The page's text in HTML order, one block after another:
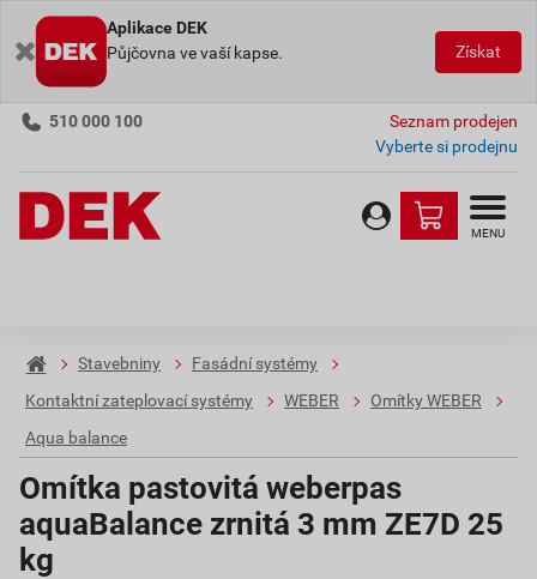
Aplikace DEK
Půjčovna ve vaší kapse.
Získat
510 000 100
Seznam prodejen
Vyberte si prodejnu
MENU
Stavebniny
Fasádní systémy
Kontaktní zateplovací systémy
WEBER
Omítky WEBER
Aqua balance
Omítka pastovitá weberpas
aquaBalance zrnitá 3 mm ZE7D 25
kg